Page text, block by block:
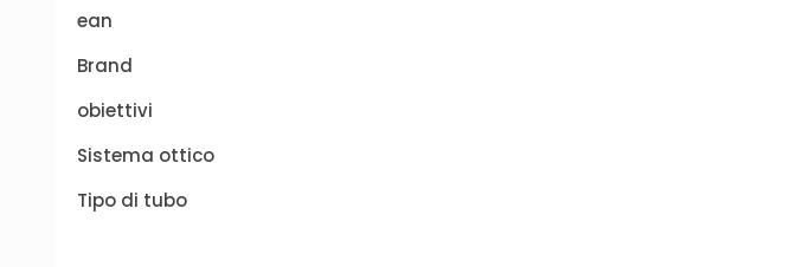
ean
Brand
obiettivi
Sistema ottico
Tipo di tubo